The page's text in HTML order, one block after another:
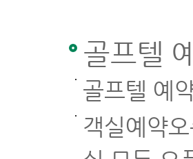
골프텔
골프텔 예
객실예약